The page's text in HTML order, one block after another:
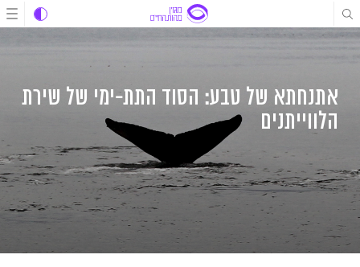
דלג
לתוכן
דלג
לתוכן
דלג
לניווט
אתנחתא של טבע: הסוד התת-ימי של שירת
הלווייתנים